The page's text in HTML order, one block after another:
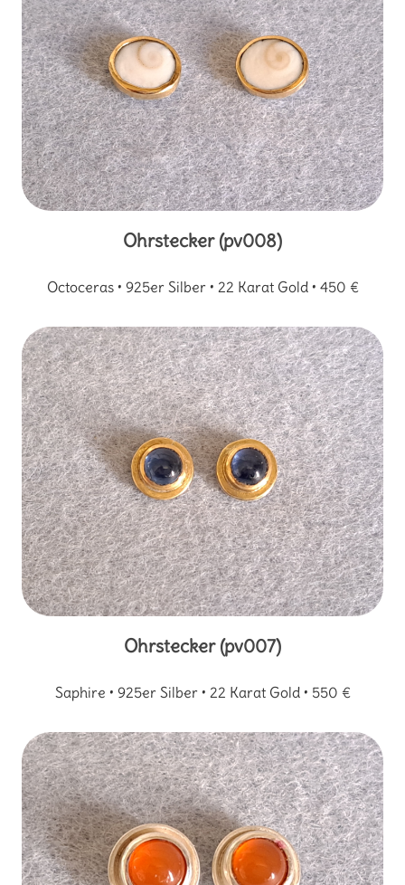
Ohrstecker (pv008)
Octoceras • 925er Silber • 22 Karat Gold • 450 €
Ohrstecker (pv007)
Saphire • 925er Silber • 22 Karat Gold • 550 €